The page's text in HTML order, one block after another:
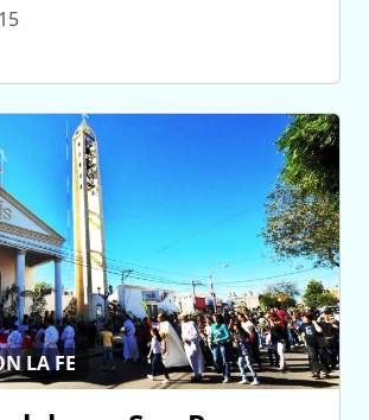
LA FE